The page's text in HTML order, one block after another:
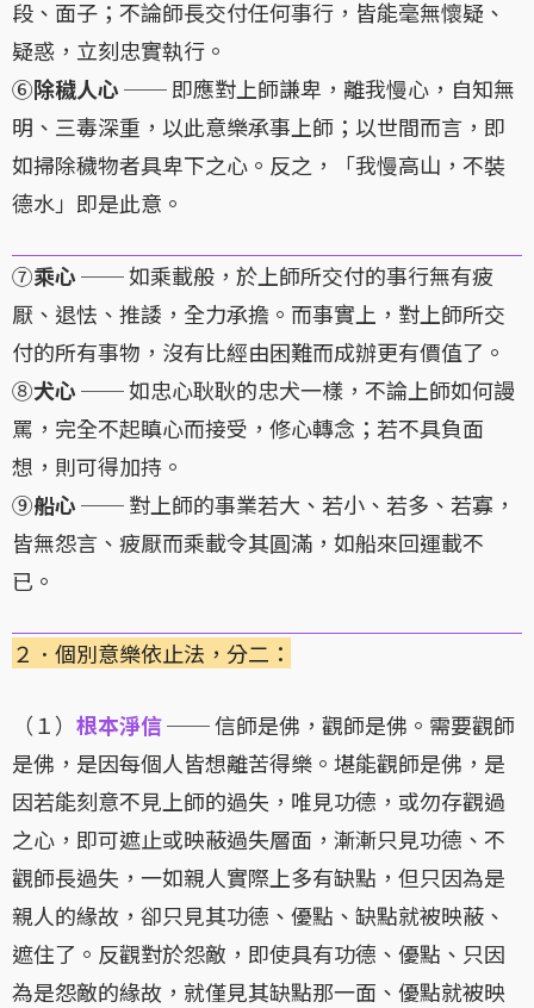
段、面子；不論師長交付任何事行，皆能毫無懷疑、
疑惑，立刻忠實執行。
⑥除穢人心── 即應對上師謙卑，離我慢心，自知無
明、三毒深重，以此意樂承事上師；以世間而言，即
如掃除穢物者具卑下之心。反之，「我慢高山，不裝
德水」即是此意。
⑦乘心── 如乘載般，於上師所交付的事行無有疲
厭、退怯、推諉，全力承擔。而事實上，對上師所交
付的所有事物，沒有比經由困難而成辦更有價值了。
⑧犬心── 如忠心耿耿的忠犬一樣，不論上師如何謾
罵，完全不起瞋心而接受，修心轉念；若不具負面
想，則可得加持。
⑨船心── 對上師的事業若大、若小、若多、若寡，
皆無怨言、疲厭而乘載令其圓滿，如船來回運載不
已。
２．個別意樂依止法，分二：
（１） 根本淨信── 信師是佛，觀師是佛。需要觀師
是佛，是因每個人皆想離苦得樂。堪能觀師是佛，是
因若能刻意不見上師的過失，唯見功德，或勿存觀過
之心，即可遮止或映蔽過失層面，漸漸只見功德、不
觀師長過失，一如親人實際上多有缺點，但只因為是
親人的緣故，卻只見其功德、優點、缺點就被映蔽、
遮住了。反觀對於怨敵，即使具有功德、優點、只因
為是怨敵的緣故，就僅見其缺點那一面、優點就被映